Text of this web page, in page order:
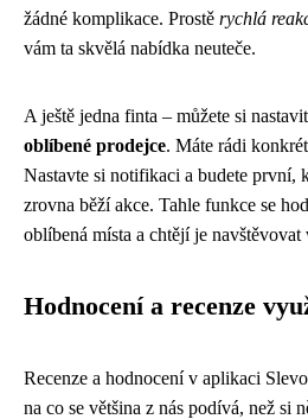
žádné komplikace. Prostě rychlá
vám ta skvělá nabídka neuteče.
A ještě jedna finta – můžete si nastavit
oblíbené prodejce. Máte rádi
Nastavte si notifikaci a budete první,
zrovna běží akce. Tahle funkce se
oblíbená místa a chtějí je
Hodnocení a recenze
Recenze a hodnocení v aplikaci
na co se většina z nás podívá, než si